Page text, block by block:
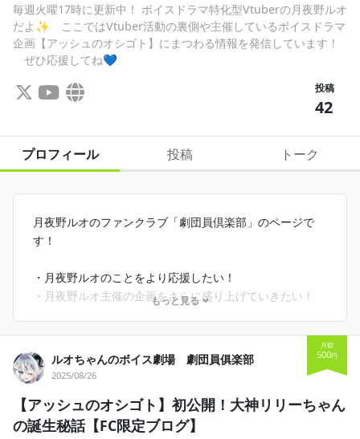
毎週火曜17時に更新中！ ボイスドラマ特化型Vtuberの月夜野ルオ
だよ✨ ここではVtuber活動の裏側や主催しているボイスドラマ
企画【アッシュのオシゴト】にまつわる情報を発信しています！
ぜひ応援してね💙
投稿
42
プロフィール 投稿 トーク
月夜野ルオのファンクラブ「劇団員倶楽部」のページで
す！
・月夜野ルオのことをより応援したい！
・月夜野ルオ主催の企画をさらに盛り上げていきたい！
い！
そんな皆様のためのファンクラブとなっております。
各プランをご支援頂いた皆様には、さまざまな特典をご用
意する予定です！
もっと見る
ルオちゃんのボイス劇場 劇団員俱楽部
2025/08/26
月額
500円
【アッシュのオシゴト】初公開！大神リリーちゃん
の誕生秘話【FC限定ブログ】